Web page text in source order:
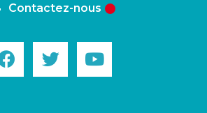
Contactez-nous